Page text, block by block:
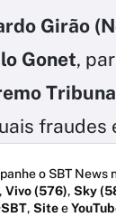
Girão
Gonet,
fraudes
o SBT News
, Vivo (576), Sky
, Sitee